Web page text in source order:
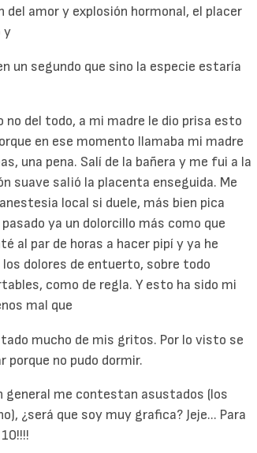
del amor y explosión hormonal, el placer
y
un segundo que sino la especie estaría
no del todo, a mi madre le dio prisa esto
en ese momento llamaba mi madre
una pena. Salí de la bañera y me fui a la
suave salió la placenta enseguida. Me
local si duele, más bien pica
ya un dolorcillo más como que
al par de horas a hacer pipí y ya he
dolores de entuerto, sobre todo
como de regla. Y esto ha sido mi
mal que
mucho de mis gritos. Por lo visto se
no pudo dormir.
general me contestan asustados (los
¿será que soy muy grafica? Jeje... Para